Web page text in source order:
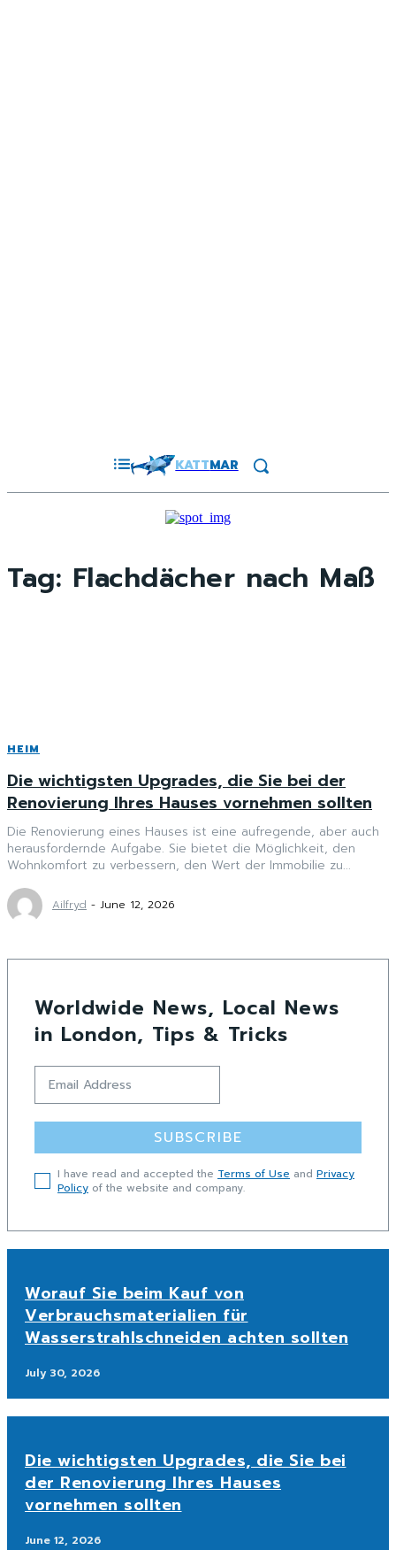
KATTMAR
Tag: Flachdächer nach Maß
HEIM
Die wichtigsten Upgrades, die Sie bei der
Renovierung Ihres Hauses vornehmen sollten
Die Renovierung eines Hauses ist eine aufregende, aber auch
herausfordernde Aufgabe. Sie bietet die Möglichkeit, den
Wohnkomfort zu verbessern, den Wert der Immobilie zu...
Ailfryd - June 12, 2026
Worldwide News, Local News
in London, Tips & Tricks
SUBSCRIBE
I have read and accepted the Terms of Use and Privacy
Policy of the website and company.
Worauf Sie beim Kauf von
Verbrauchsmaterialien für
Wasserstrahlschneiden achten sollten
July 30, 2026
Die wichtigsten Upgrades, die Sie bei
der Renovierung Ihres Hauses
vornehmen sollten
June 12, 2026